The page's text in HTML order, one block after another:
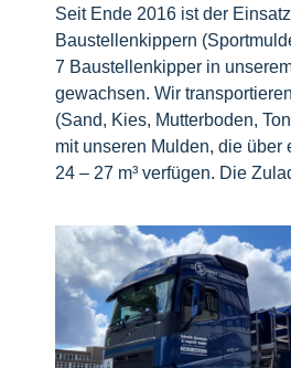
Seit Ende 2016 ist der
Baustellenkippern
7 Baustellenkipper in
gewachsen. Wir
(Sand, Kies, Mutterboden,
mit unseren Mulden, die über
24 – 27 m³ verfügen. Die